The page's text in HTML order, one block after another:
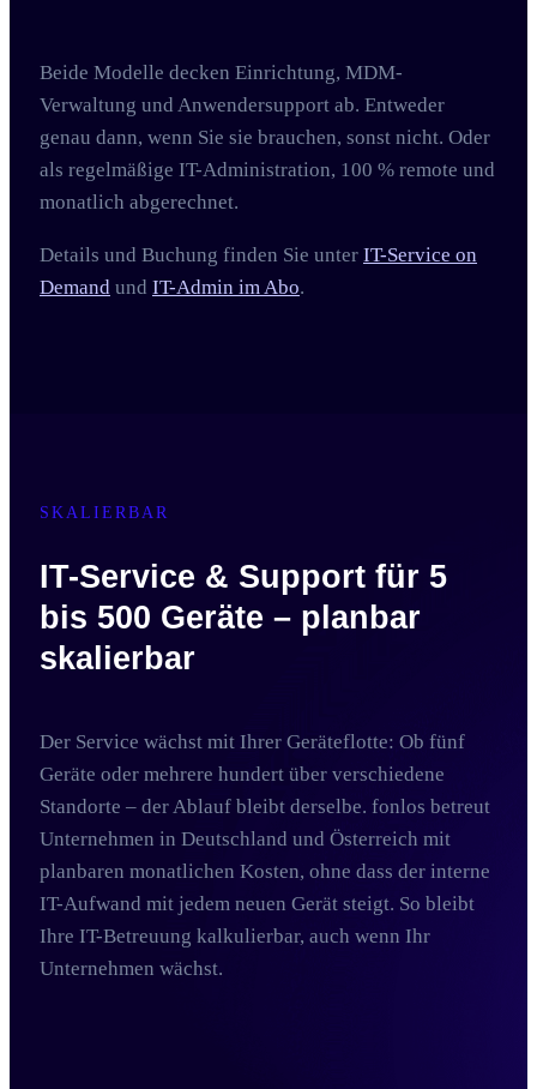
Beide Modelle decken Einrichtung, MDM-
Verwaltung und Anwendersupport ab. Entweder
genau dann, wenn Sie sie brauchen, sonst nicht. Oder
als regelmäßige IT-Administration, 100 % remote und
monatlich abgerechnet.
Details und Buchung finden Sie unter IT-Service on
Demand und IT-Admin im Abo.
SKALIERBAR
IT-Service & Support für 5
bis 500 Geräte – planbar
skalierbar
Der Service wächst mit Ihrer Geräteflotte: Ob fünf
Geräte oder mehrere hundert über verschiedene
Standorte – der Ablauf bleibt derselbe. fonlos betreut
Unternehmen in Deutschland und Österreich mit
planbaren monatlichen Kosten, ohne dass der interne
IT-Aufwand mit jedem neuen Gerät steigt. So bleibt
Ihre IT-Betreuung kalkulierbar, auch wenn Ihr
Unternehmen wächst.